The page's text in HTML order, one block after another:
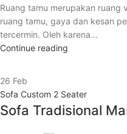
Ruang tamu merupakan ruang
ruang tamu, gaya dan kesan
tercermin. Oleh karena...
Continue reading
26 Feb
Sofa Custom 2 Seater
Sofa Tradisional